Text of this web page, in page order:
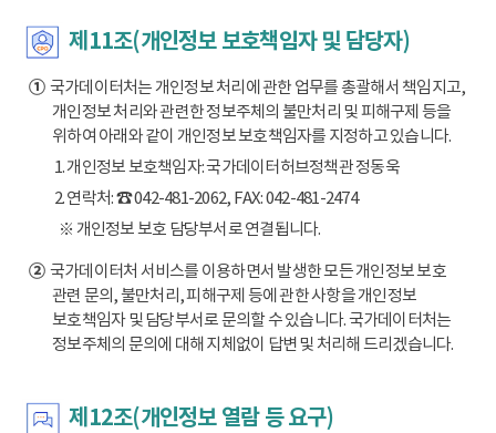
제11조(개인정보 보호책임자 및 담당자)
①국가데이터처는 개인정보 처리에 관한 업무를 총괄해서 책임지고,
개인정보 처리와 관련한 정보주체의 불만처리 및 피해구제 등을
위하여 아래와 같이 개인정보 보호책임자를 지정하고 있습니다.
1. 개인정보 보호책임자: 국가데이터허브정책관 정동욱
2. 연락처: ☎ 042-481-2062, FAX: 042-481-2474
※ 개인정보 보호 담당부서로 연결됩니다.
②국가데이터처 서비스를 이용하면서 발생한 모든 개인정보 보호
관련 문의, 불만처리, 피해구제 등에 관한 사항을 개인정보
보호책임자 및 담당부서로 문의할 수 있습니다. 국가데이터처는
정보주체의 문의에 대해 지체없이 답변 및 처리해 드리겠습니다.
제12조(개인정보 열람 등 요구)